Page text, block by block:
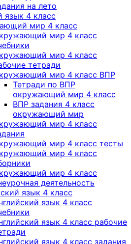
на лето
язык 4 класс
мир 4 класс
мир 4 класс
мир 4 класс
тетради
мир 4 класс ВПР
Тетради по ВПР
окружающий мир 4 класс
ВПР задания 4 класс
окружающий мир
мир 4 класс
мир 4 класс тесты
мир 4 класс
мир 4 класс
деятельность
язык 4 класс
язык 4 класс
язык 4 класс рабочие
язык 4 класс задания